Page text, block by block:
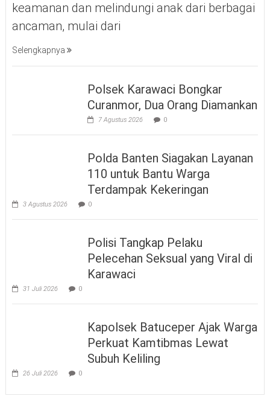
keamanan dan melindungi anak dari berbagai
ancaman, mulai dari
Selengkapnya
Polsek Karawaci Bongkar
Curanmor, Dua Orang Diamankan
7 Agustus 2026 0
Polda Banten Siagakan Layanan
110 untuk Bantu Warga
Terdampak Kekeringan
3 Agustus 2026 0
Polisi Tangkap Pelaku
Pelecehan Seksual yang Viral di
Karawaci
31 Juli 2026 0
Kapolsek Batuceper Ajak Warga
Perkuat Kamtibmas Lewat
Subuh Keliling
26 Juli 2026 0